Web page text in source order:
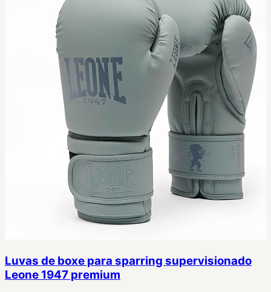
Luvas de boxe para sparring supervisionado
Leone 1947 premium